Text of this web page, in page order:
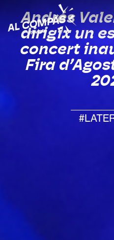
Andrés
dirigix un
concert
Fira